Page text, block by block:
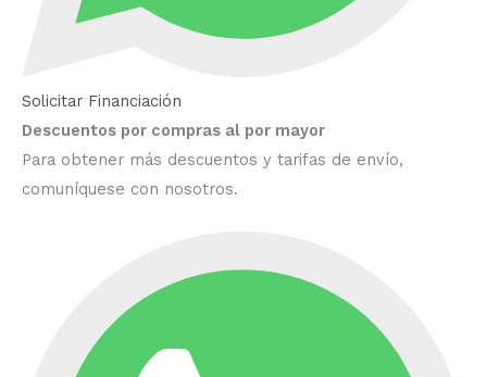
Solicitar Financiación
Descuentos por compras al por mayor
Para obtener más descuentos y tarifas de envío,
comuníquese con nosotros.